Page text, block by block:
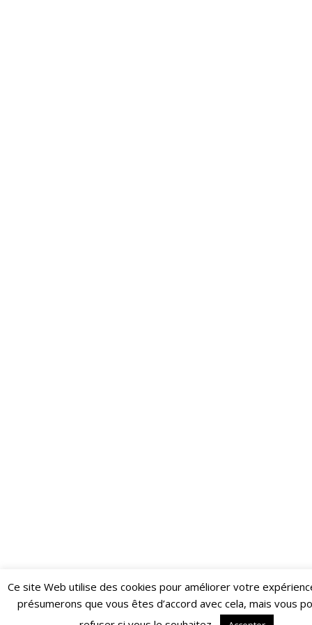
Restez informé·e des dernières actualités du Poing !
Ce site Web utilise des cookies pour améliorer votre
présumerons que vous êtes d’accord avec cela, mais vous